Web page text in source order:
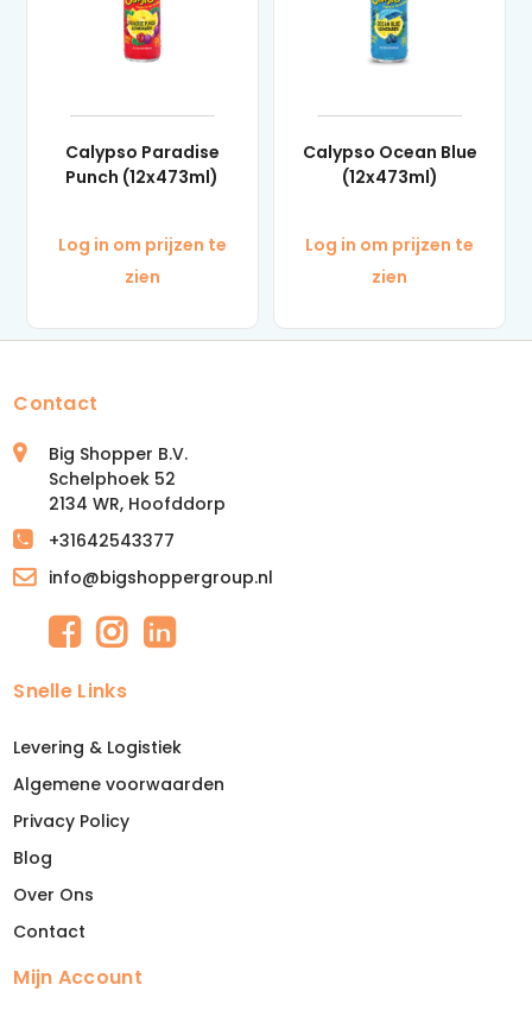
Calypso Paradise
Punch (12x473ml)
Log in om prijzen te
zien
Calypso Ocean Blue
(12x473ml)
Log in om prijzen te
zien
Contact
Big Shopper B.V.
Schelphoek 52
2134 WR, Hoofddorp
+31642543377
info@bigshoppergroup.nl
Snelle Links
Levering & Logistiek
Algemene voorwaarden
Privacy Policy
Blog
Over Ons
Contact
Mijn Account